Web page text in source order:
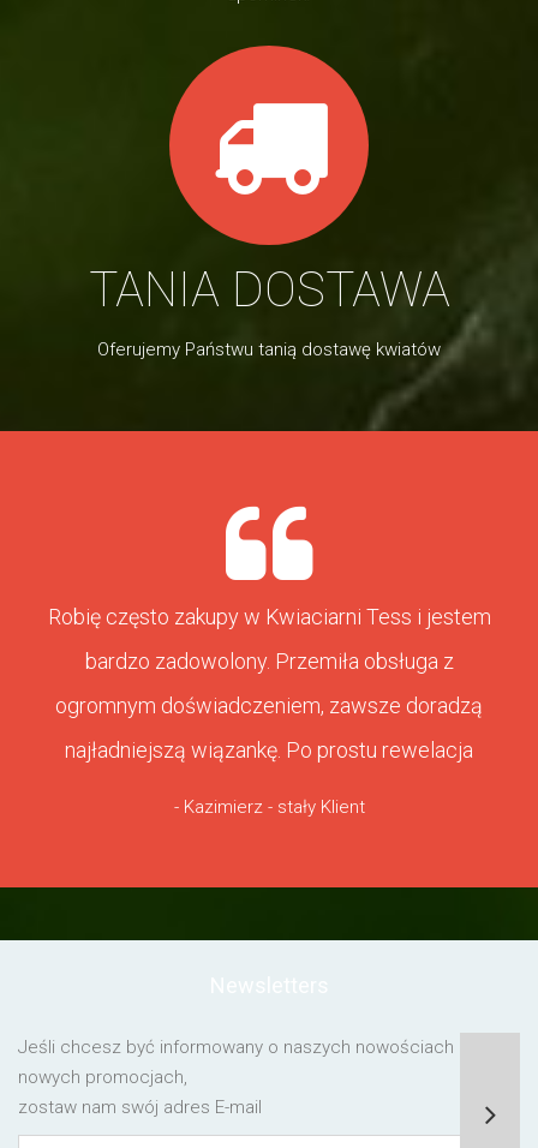
TANIA DOSTAWA
Oferujemy Państwu tanią dostawę kwiatów
Robię często zakupy w Kwiaciarni Tess i jestem
bardzo zadowolony. Przemiła obsługa z
ogromnym doświadczeniem, zawsze doradzą
najładniejszą wiązankę. Po prostu rewelacja
- Kazimierz - stały Klient
Jeśli chcesz być informowany o naszych nowościach lub o
nowych promocjach,
zostaw nam swój adres E-mail